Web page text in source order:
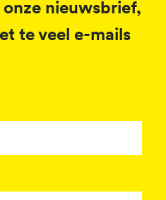
nieuwsbrief,
te veel e-mails